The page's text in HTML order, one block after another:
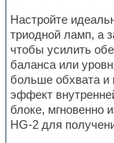
Настройте
триодной ламп, а
чтобы усилить
баланса или
больше обхвата
эффект
блоке, мгновенно
HG-2 для